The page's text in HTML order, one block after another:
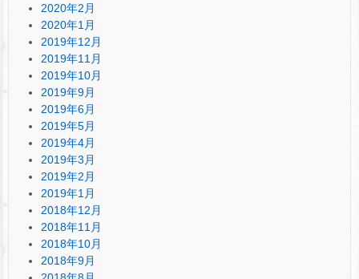
2020年2月
2020年1月
2019年12月
2019年11月
2019年10月
2019年9月
2019年6月
2019年5月
2019年4月
2019年3月
2019年2月
2019年1月
2018年12月
2018年11月
2018年10月
2018年9月